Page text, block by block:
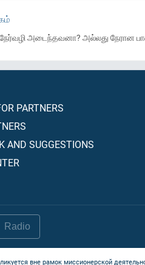
நேர்வழி அடைந்தவனா? அல்லது
PARTNERS
AND SUGGESTIONS
Radio
вне рамок миссионерской